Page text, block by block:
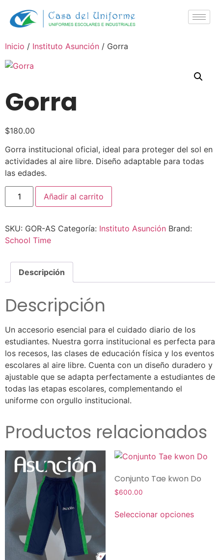
Inicio / Instituto Asunción / Gorra
Gorra
$180.00
Gorra institucional oficial, ideal para proteger del sol en
actividades al aire libre. Diseño adaptable para todas
las edades.
Añadir al carrito
SKU: GOR-AS Categoría: Instituto Asunción Brand:
School Time
Descripción
Descripción
Un accesorio esencial para el cuidado diario de los
estudiantes. Nuestra gorra institucional es perfecta para
los recesos, las clases de educación física y los eventos
escolares al aire libre. Cuenta con un diseño duradero y
ajustable que se adapta perfectamente a estudiantes de
todas las etapas escolares, complementando el
uniforme con orgullo institucional.
Productos relacionados
Conjunto Tae kwon Do
$600.00
Seleccionar opciones